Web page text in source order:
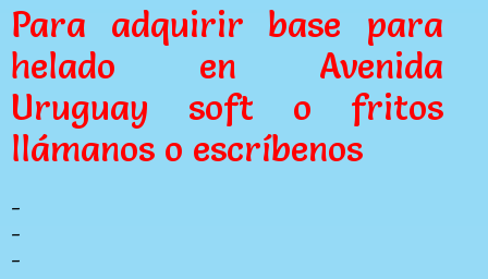
Para adquirir base para
helado en Avenida
Uruguay soft o fritos
llámanos o escríbenos